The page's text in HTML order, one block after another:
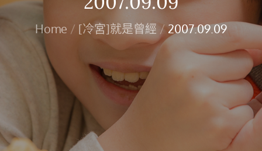
Home [冷宮]就是曾經 2007.09.09